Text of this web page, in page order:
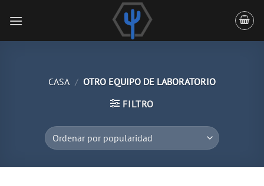
CASA / OTRO EQUIPO DE LABORATORIO
FILTRO